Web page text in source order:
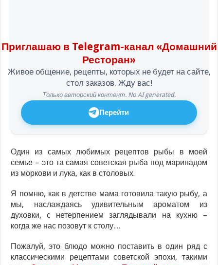
Приглашаю в Telegram-канал «Домашний
Ресторан»
Живое общение, рецепты, которых не будет на сайте,
стол заказов. Жду вас!
Только авторский контент. No AI generated.
Перейти
Один из самых любимых рецептов рыбы в моей
семье – это та самая советская рыба под маринадом
из моркови и лука, как в столовых.
Я помню, как в детстве мама готовила такую рыбу, а
мы, наслаждаясь удивительным ароматом из
духовки, с нетерпением заглядывали на кухню –
когда же нас позовут к столу…
Пожалуй, это блюдо можно поставить в один ряд с
классическими рецептами советской эпохи, такими